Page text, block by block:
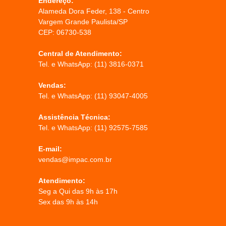
Alameda Dora Feder, 138 - Centro
Vargem Grande Paulista/SP
CEP: 06730-538
Central de Atendimento:
Tel. e WhatsApp: (11) 3816-0371
Vendas:
Tel. e WhatsApp: (11) 93047-4005
Assistência Técnica:
Tel. e WhatsApp: (11) 92575-7585
E-mail:
vendas@impac.com.br
Atendimento:
Seg a Qui das 9h às 17h
Sex das 9h às 14h